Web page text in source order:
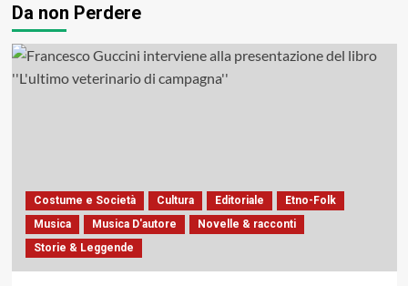
Da non Perdere
Costume e Società Cultura Editoriale
Etno-Folk
Musica
Musica D'autore
Novelle & racconti
Storie & Leggende